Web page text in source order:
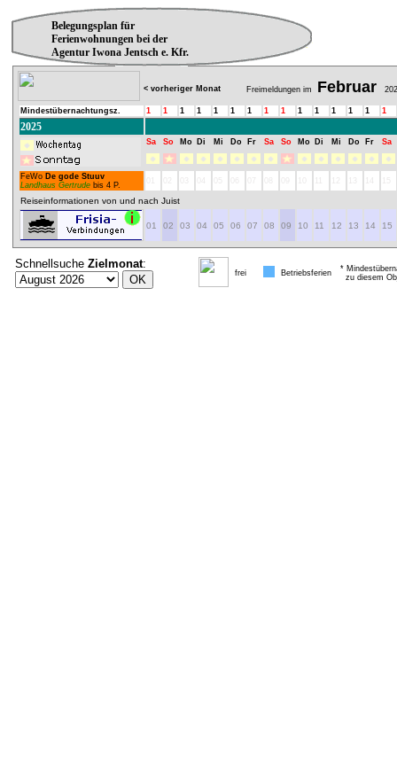
Belegungsplan für
Ferienwohnungen bei der
Agentur Iwona Jentsch e. Kfr.
< vorheriger Monat Freimeldungen im Februar
Mindestübernachtungsz. 1 1 1 1 1 1 1 1 1 1 1 1 1 1 1
2025
Sa So Mo Di Mi Do Fr Sa So Mo Di Mi Do Fr Sa
FeWo De gode Stuuv
Landhaus Gertrude bis 4 P.
Reiseinformationen von und nach Juist
01 02 03 04 05 06 07 08 09 10 11 12 13 14 15
Schnellsuche Zielmonat:
frei Betriebsferien
*
zu diesem